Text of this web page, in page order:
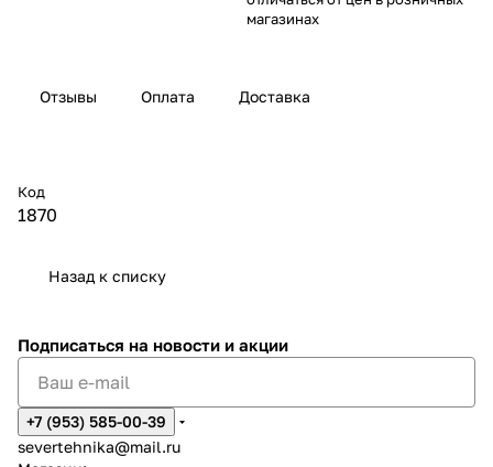
магазинах
Отзывы Оплата Доставка
Код
1870
Назад к списку
Подписаться на новости и акции
+7 (953) 585-00-39
severtehnika@mail.ru